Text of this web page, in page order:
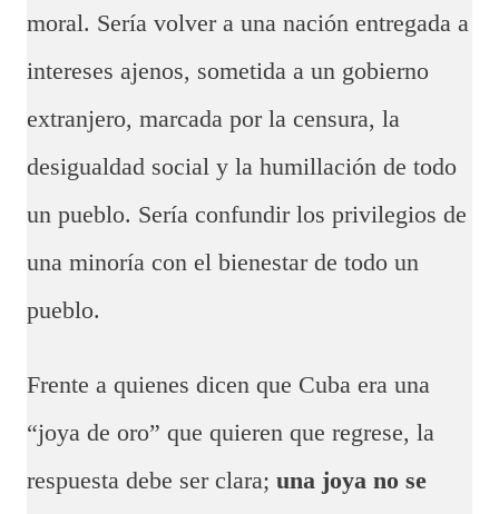
moral. Sería volver a una nación entregada a
intereses ajenos, sometida a un gobierno
extranjero, marcada por la censura, la
desigualdad social y la humillación de todo
un pueblo. Sería confundir los privilegios de
una minoría con el bienestar de todo un
pueblo.
Frente a quienes dicen que Cuba era una
“joya de oro” que quieren que regrese, la
respuesta debe ser clara; una joya no se